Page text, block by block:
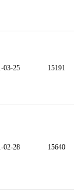
03-25 15191
02-28 15640